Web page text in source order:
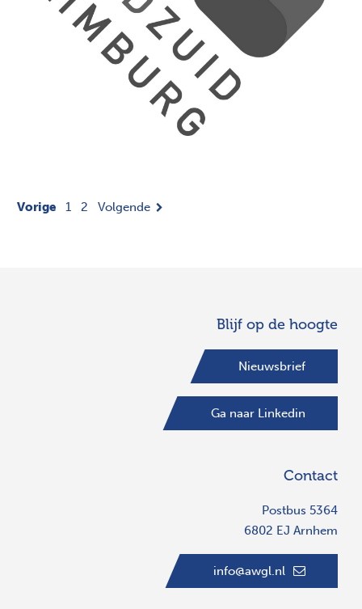
Vorige 1 2 Volgende
Blijf op de hoogte
Nieuwsbrief
Ga naar Linkedin
Contact
Postbus 5364
6802 EJ Arnhem
info@awgl.nl